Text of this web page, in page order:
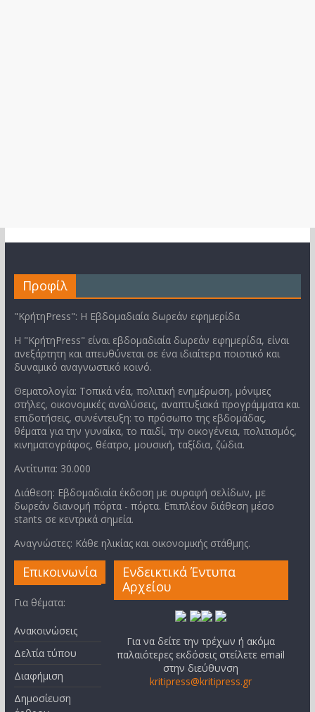
Προφίλ
"ΚρήτηPress": Η Εβδομαδιαία δωρεάν εφημερίδα
Η "ΚρήτηPress" είναι εβδομαδιαία δωρεάν εφημερίδα, είναι
ανεξάρτητη και απευθύνεται σε ένα ιδιαίτερα ποιοτικό και
δυναμικό αναγνωστικό κοινό.
Θεματολογία: Τοπικά νέα, πολιτική ενημέρωση, μόνιμες
στήλες, οικονομικές αναλύσεις, αναπτυξιακά προγράμματα και
επιδοτήσεις, συνέντευξη: το πρόσωπο της εβδομάδας,
θέματα για την γυναίκα, το παιδί, την οικογένεια, πολιτισμός,
κινηματογράφος, θέατρο, μουσική, ταξίδια, ζώδια.
Αντίτυπα: 30.000
Διάθεση: Εβδομαδιαία έκδοση με συραφή σελίδων, με
δωρεάν διανομή πόρτα - πόρτα. Επιπλέον διάθεση μέσο
stants σε κεντρικά σημεία.
Αναγνώστες: Κάθε ηλικίας και οικονομικής στάθμης.
Επικοινωνία
Για θέματα:
Ανακοινώσεις
Δελτία τύπου
Διαφήμιση
Δημοσίευση
Ενδεικτικά Έντυπα
Αρχείου
Για να δείτε την τρέχων ή ακόμα
παλαιότερες εκδόσεις στείλετε email
στην διεύθυνση
kritipress@kritipress.gr